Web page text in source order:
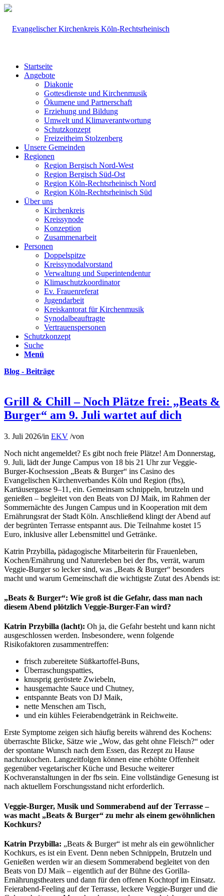
Startseite
Angebote
Diakonie
Gottesdienste und Kirchenmusik
Ökumene und Partnerschaft
Erziehung und Bildung
Umwelt und Klimaverantwortung
Schutzkonzept
Freizeitheim Stolzenberg
Unsere Gemeinden
Regionen
Region Bergisch Nord-West
Region Bergisch Süd-Ost
Region Köln-Rechtsrheinisch Nord
Region Köln-Rechtsrheinisch Süd
Über uns
Kirchenkreis
Kreissynode
Konzeption
Zusammenarbeit
Personen
Doppelspitze
Kreissynodalvorstand
Verwaltung und Superintendentur
Klimaschutzkoordinator
Ev. Frauenreferat
Jugendarbeit
Kreiskantorat für Kirchenmusik
Synodalbeauftragte
Vertrauenspersonen
Schutzkonzept
Suche
Menü
Blog - Beiträge
Grill & Chill – Noch Plätze frei: „Beats &
Burger“ am 9. Juli wartet auf dich
3. Juli 2026/in EKV /von
Noch nicht angemeldet? Es gibt noch freie Plätze! Am Donnerstag,
9. Juli, lädt der Junge Campus von 18 bis 21 Uhr zur Veggie-
Burger-Kochsession „Beats & Burger“ ins Casino des
Evangelischen Kirchenverbandes Köln und Region (fbs),
Kartäusergasse 9–11, ein. Gemeinsam schnippeln, brutzeln und
genießen – begleitet von den Beats von DJ Maik, im Rahmen der
Sommernächte des Jungen Campus und in Kooperation mit dem
Ernährungsrat der Stadt Köln. Anschließend klingt der Abend auf
der begrünten Terrasse entspannt aus. Die Teilnahme kostet 15
Euro, inklusive aller Lebensmittel und Getränke.
Katrin Przybilla, pädagogische Mitarbeiterin für Frauenleben,
Kochen/Ernährung und Naturerleben bei der fbs, verrät, warum
Veggie-Burger so lecker sind, was „Beats & Burger“ besonders
macht und warum Gemeinschaft die wichtigste Zutat des Abends ist:
„Beats & Burger“: Wie groß ist die Gefahr, dass man nach
diesem Abend plötzlich Veggie-Burger-Fan wird?
Katrin Przybilla (lacht): Oh ja, die Gefahr besteht und kann nicht
ausgeschlossen werden. Insbesondere, wenn folgende
Risikofaktoren zusammentreffen:
frisch zubereitete Süßkartoffel-Buns,
Überraschungspatties,
knusprig geröstete Zwiebeln,
hausgemachte Sauce und Chutney,
entspannte Beats von DJ Maik,
nette Menschen am Tisch,
und ein kühles Feierabendgetränk in Reichweite.
Erste Symptome zeigen sich häufig bereits während des Kochens:
überraschte Blicke, Sätze wie „Wow, das geht ohne Fleisch?“ oder
der spontane Wunsch nach dem Essen, das Rezept zu Hause
nachzukochen. Langzeitfolgen können eine erhöhte Offenheit
gegenüber vegetarischer Küche und Besuche weiterer
Kochveranstaltungen in der fbs sein. Eine vollständige Genesung ist
nach aktuellem Forschungsstand nicht erforderlich.
Veggie-Burger, Musik und Sommerabend auf der Terrasse –
was macht „Beats & Burger“ zu mehr als einem gewöhnlichen
Kochkurs?
Katrin Przybilla: „Beats & Burger“ ist mehr als ein gewöhnlicher
Kochkurs, es ist ein Event. Denn neben Schnippeln, Brutzeln und
Genießen werden wir an diesem Sommerabend begleitet von den
Beats von DJ Maik – eigentlich auf der Bühne des Gorilla-
Ernährungstheaters und dann für den offenen Kochtopf im Einsatz.
Feierabend-Feeling auf der Terrasse, leckere Veggie-Burger und die